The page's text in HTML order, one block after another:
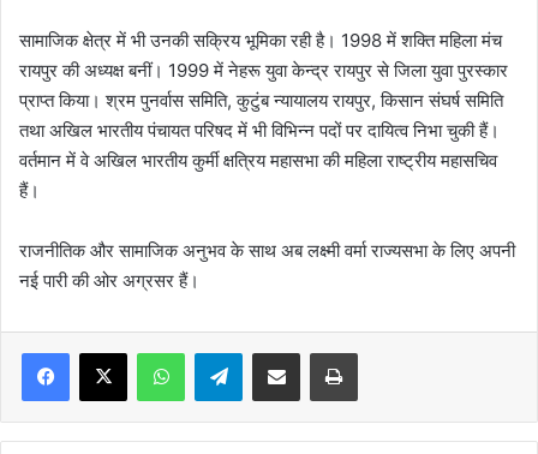
सामाजिक क्षेत्र में भी उनकी सक्रिय भूमिका रही है। 1998 में शक्ति महिला मंच
रायपुर की अध्यक्ष बनीं। 1999 में नेहरू युवा केन्द्र रायपुर से जिला युवा पुरस्कार
प्राप्त किया। श्रम पुनर्वास समिति, कुटुंब न्यायालय रायपुर, किसान संघर्ष समिति
तथा अखिल भारतीय पंचायत परिषद में भी विभिन्न पदों पर दायित्व निभा चुकी हैं।
वर्तमान में वे अखिल भारतीय कुर्मी क्षत्रिय महासभा की महिला राष्ट्रीय महासचिव
हैं।
राजनीतिक और सामाजिक अनुभव के साथ अब लक्ष्मी वर्मा राज्यसभा के लिए अपनी
नई पारी की ओर अग्रसर हैं।
Telegram